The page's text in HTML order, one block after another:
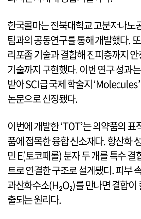
한국콜마는 전북대학교 고분자나노
팀과의 공동연구를 통해 개발했다.
리포좀 기술과 결합해 진피층까지
기술까지 구현했다. 이번 연구 성과
받아 SCI급 국제 학술지
논문으로 선정됐다.
이번에 개발한 ‘TOT’는 의약품의 표
품에 접목한 융합 신소재다. 항산화
민 E(토코페롤) 분자 두 개를 특수
트로 연결한 구조로 설계됐다. 피부
과산화수소(H₂O₂)를 만나면 결합이
출되는 원리다.